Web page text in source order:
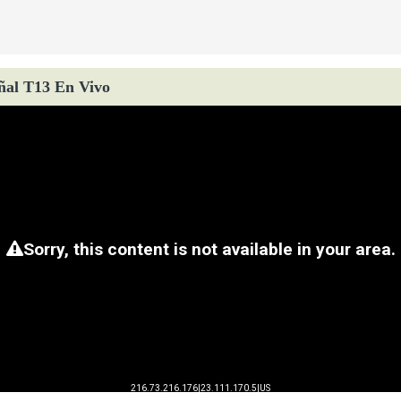
T13 En Vivo